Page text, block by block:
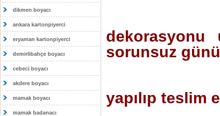
dikmen boyacı
ankara kartonpiyerci
eryaman kartonpiyerci
demirlibahçe boyacı
cebeci boyacı
akdere boyacı
mamak boyacı
mamak badanacı
dekorasyonu
sorunsuz
yapılıp teslim